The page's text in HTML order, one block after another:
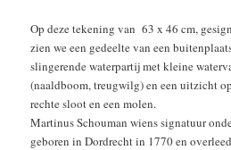
Op deze tekening van 63 x 46 cm,
zien we een gedeelte van een
slingerende waterpartij met kleine
(naaldboom, treugwilg) en een uitzicht
rechte sloot en een molen.
Martinus Schouman wiens signatuur
geboren in Dordrecht in 1770 en